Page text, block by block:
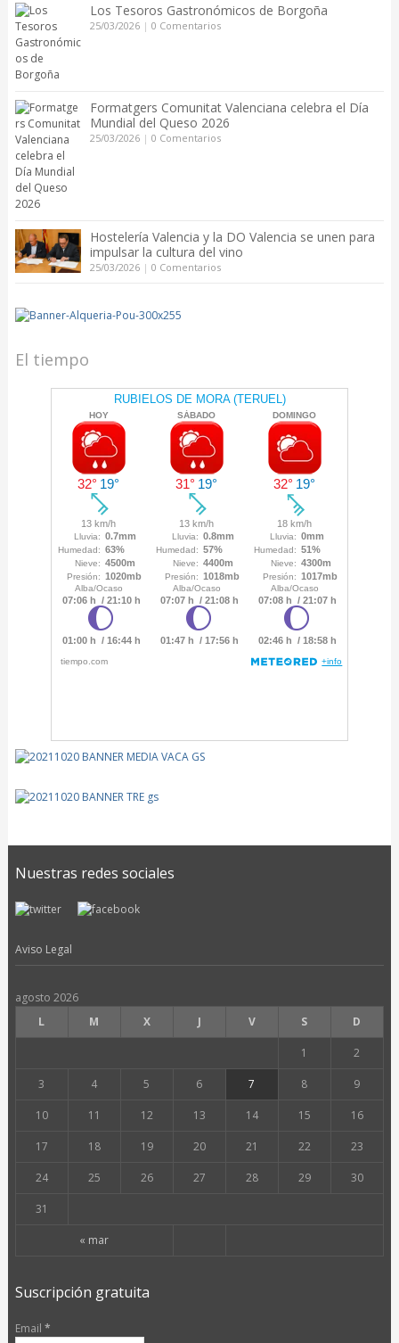
Los Tesoros Gastronómicos de Borgoña
25/03/2026| 0 Comentarios
Formatgers Comunitat Valenciana celebra el Día
Mundial del Queso 2026
25/03/2026| 0 Comentarios
Hostelería Valencia y la DO Valencia se unen para
impulsar la cultura del vino
25/03/2026| 0 Comentarios
El tiempo
Nuestras redes sociales
Aviso Legal
agosto 2026
L
M X J V S D
« mar
1 2
3 4 5 6 7 8 9
10 11 12 13 14 15 16
17 18 19 20 21 22 23
24 25 26 27 28 29 30
31
Suscripción gratuita
Email *